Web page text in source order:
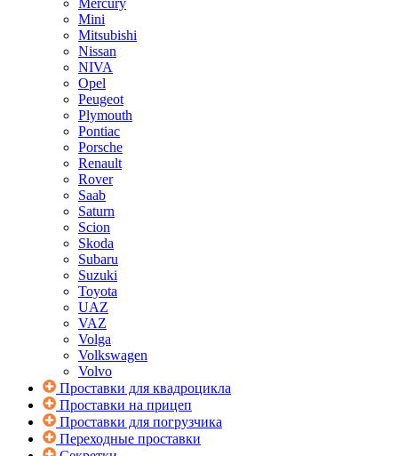
Mercury
Mini
Mitsubishi
Nissan
NIVA
Opel
Peugeot
Plymouth
Pontiac
Porsche
Renault
Rover
Saab
Saturn
Scion
Skoda
Subaru
Suzuki
Toyota
UAZ
VAZ
Volga
Volkswagen
Volvo
Проставки для квадроцикла
Проставки на прицеп
Проставки для погрузчика
Переходные проставки